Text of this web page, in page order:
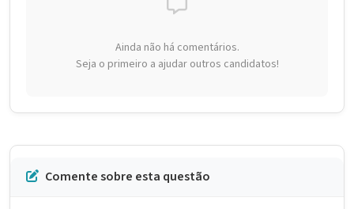
Ainda não há comentários.
Seja o primeiro a ajudar outros candidatos!
Comente sobre esta questão